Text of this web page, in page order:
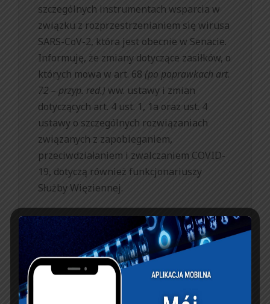
szczególnych instrumentach wsparcia w
związku z rozprzestrzenianiem się wirusa
SARS-CoV-2, która jest obecnie w Senacie.
Informuję, że zmiany dotyczące zasiłków, o
których mowa w art. 68 (po poprawkach art.
72 – przyp. red.) ww. ustawy i zmian
dotyczących art. 4 ust. 1, 1a oraz ust. 4
ustawy o szczególnych rozwiązaniach
związanych z zapobieganiem,
przeciwdziałaniem i zwalczaniem COVID-
19, dotyczą również funkcjonariuszy
Służby Więziennej.
Czesław Tuła,
Przewodniczący Zarządu Głównego
NSZZ FiPW